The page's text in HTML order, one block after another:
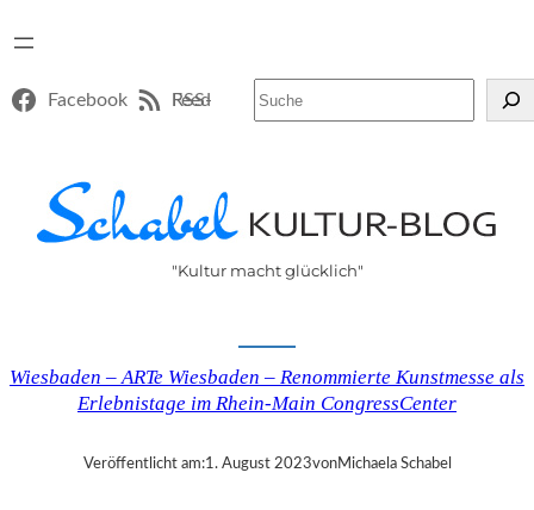
Facebook RSS-Feed
"Kultur macht glücklich"
Wiesbaden – ARTe Wiesbaden – Renommierte Kunstmesse als
Erlebnistage im Rhein-Main CongressCenter
Veröffentlicht am:1. August 2023vonMichaela Schabel